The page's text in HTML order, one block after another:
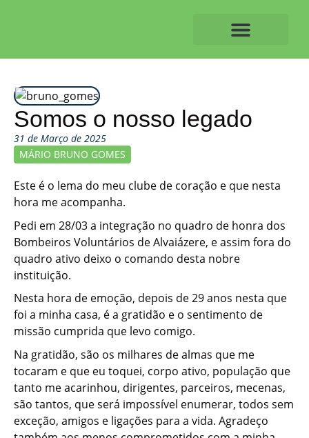
Somos o nosso legado
31 de Março de 2025
MÁRIO BRUNO GOMES
Este é o lema do meu clube de coração e que nesta
hora me acompanha.
Pedi em 28/03 a integração no quadro de honra dos
Bombeiros Voluntários de Alvaiázere, e assim fora do
quadro ativo deixo o comando desta nobre
instituição.
Nesta hora de emoção, depois de 29 anos nesta que
foi a minha casa, é a gratidão e o sentimento de
missão cumprida que levo comigo.
Na gratidão, são os milhares de almas que me
tocaram e que eu toquei, corpo ativo, população que
tanto me acarinhou, dirigentes, parceiros, mecenas,
são tantos, que será impossível enumerar, todos sem
exceção, amigos e ligações para a vida. Agradeço